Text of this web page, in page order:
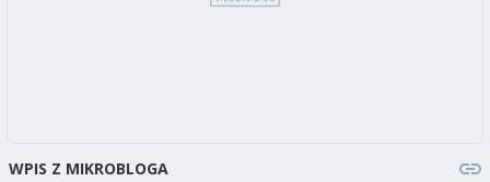
WPIS Z MIKROBLOGA